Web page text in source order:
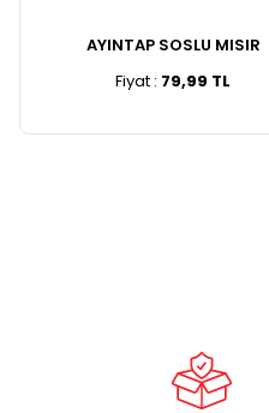
AYINTAP SOSLU MISIR
Fiyat : 79,99 TL